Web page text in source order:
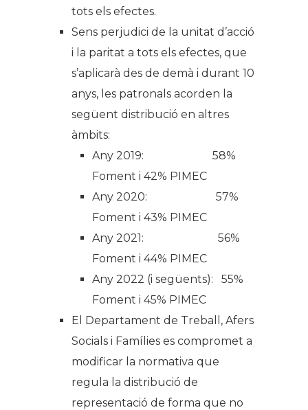
tots els efectes.
Sens perjudici de la unitat d’acció
i la paritat a tots els efectes, que
s’aplicarà des de demà i durant 10
anys, les patronals acorden la
següent distribució en altres
àmbits:
Any 2019: 58%
Foment i 42% PIMEC
Any 2020: 57%
Foment i 43% PIMEC
Any 2021: 56%
Foment i 44% PIMEC
Any 2022 (i següents): 55%
Foment i 45% PIMEC
El Departament de Treball, Afers
Socials i Famílies es compromet a
modificar la normativa que
regula la distribució de
representació de forma que no